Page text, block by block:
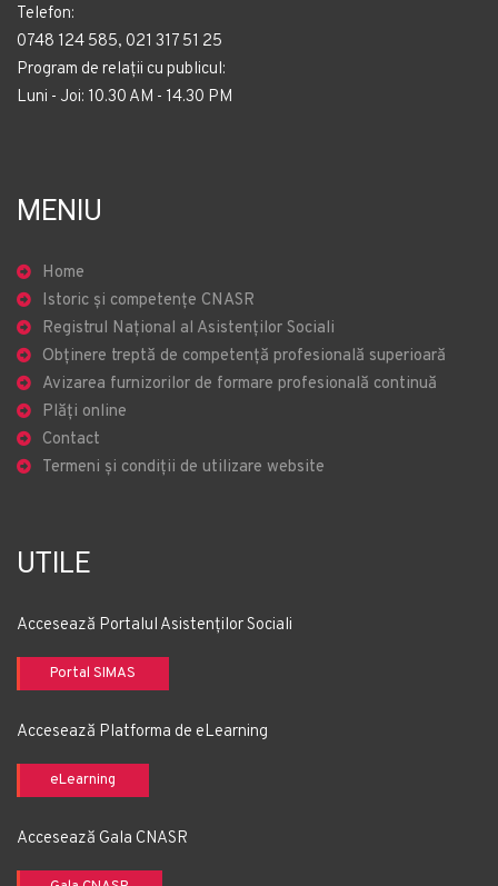
Telefon:
0748 124 585, 021 317 51 25
Program de relații cu publicul:
Luni - Joi: 10.30 AM - 14.30 PM
MENIU
Home
Istoric și competențe CNASR
Registrul Național al Asistenților Sociali
Obținere treptă de competență profesională superioară
Avizarea furnizorilor de formare profesională continuă
Plăți online
Contact
Termeni și condiții de utilizare website
UTILE
Accesează Portalul Asistenților Sociali
Portal SIMAS
Accesează Platforma de eLearning
eLearning
Accesează Gala CNASR